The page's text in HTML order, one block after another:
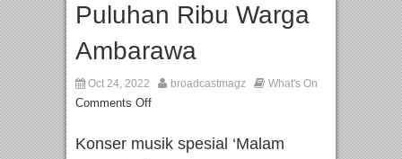
Puluhan Ribu Warga
Ambarawa
Oct 24, 2022 broadcastmagz What's On
Comments Off
Konser musik spesial ‘Malam